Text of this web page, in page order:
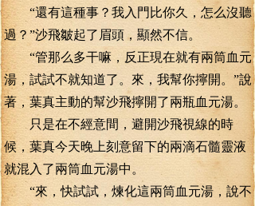
“還有這種事？我入門比你久，怎么沒聽
過？”沙飛皺起了眉頭，顯然不信。
“管那么多干嘛，反正現在就有兩筒血元
湯，試試不就知道了。來，我幫你擰開。”說
著，葉真主動的幫沙飛擰開了兩瓶血元湯。
只是在不經意間，避開沙飛視線的時
候，葉真今天晚上刻意留下的兩滴石髓靈液
就混入了兩筒血元湯中。
“來，快試試，煉化這兩筒血元湯，說不